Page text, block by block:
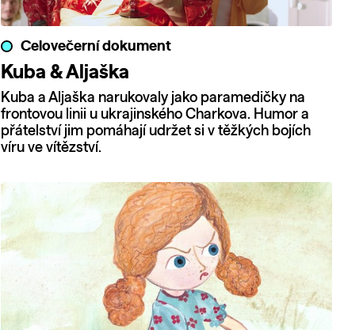
Celovečerní dokument
Kuba & Aljaška
Kuba a Aljaška narukovaly jako paramedičky na
frontovou linii u ukrajinského Charkova. Humor a
přátelství jim pomáhají udržet si v těžkých bojích
víru ve vítězství.